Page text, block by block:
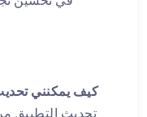
كيف يمكنني
تحديث التطبيق